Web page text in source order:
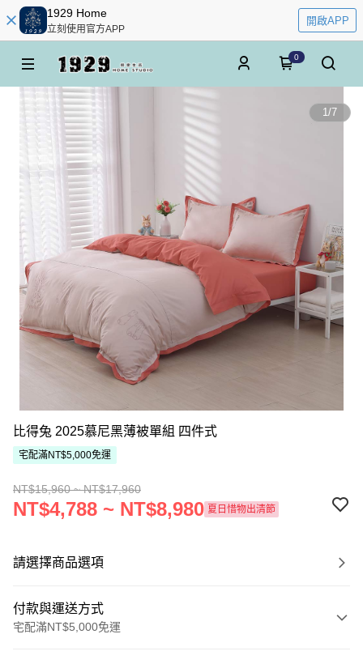
1929 Home
立刻使用官方APP
開啟APP
0
1/7
比得兔 2025慕尼黑薄被單組 四件式
宅配滿NT$5,000免運
NT$15,960 ~ NT$17,960
NT$4,788 ~ NT$8,980 夏日惜物出清節
請選擇商品選項
付款與運送方式
宅配滿NT$5,000免運